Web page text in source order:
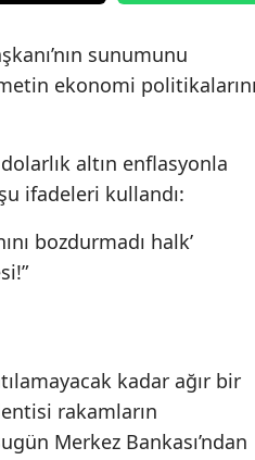
sunumunu
ekonomi
dolarlık altın enflasyonla
ifadeleri kullandı:
bozdurmadı halk’
kadar ağır bir
rakamların
Merkez Bankası’ndan